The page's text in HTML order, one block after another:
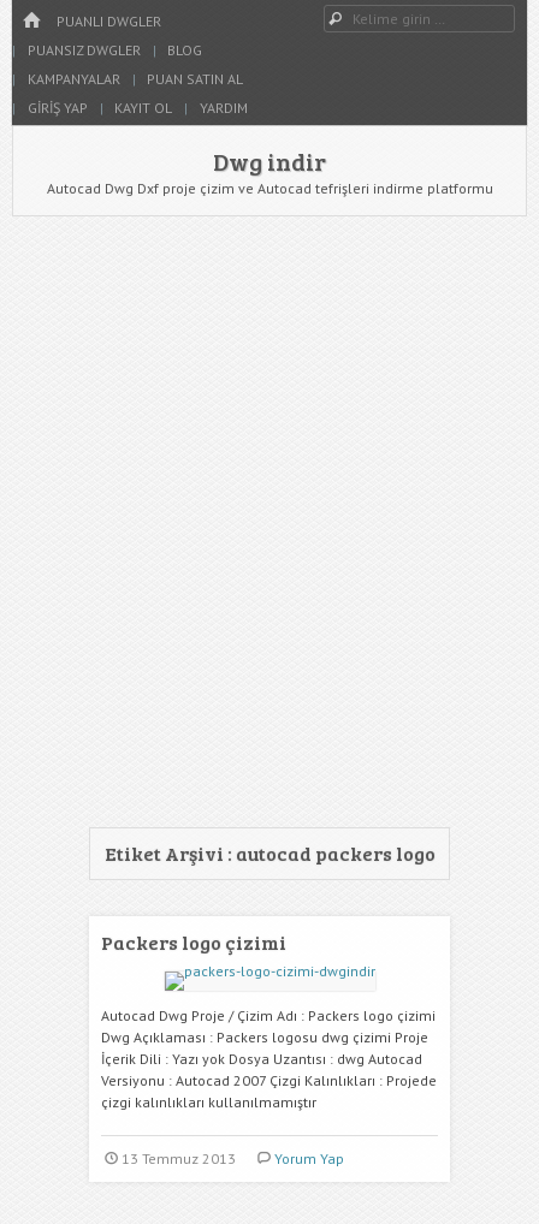
HOME
Dwg indir
YAZIYI GÖRPUANLI DWGLER
PUANSIZ DWGLER
BLOG
KAMPANYALAR
PUAN SATIN AL
GIRIŞ YAP
KAYIT OL YARDIM
Dwg Ara
Dwg indir
Autocad Dwg Dxf proje çizim ve Autocad tefrişleri indirme platformu
Etiket Arşivi : autocad packers logo
Packers logo çizimi
Autocad Dwg Proje / Çizim Adı : Packers logo çizimi
Dwg Açıklaması : Packers logosu dwg çizimi Proje
İçerik Dili : Yazı yok Dosya Uzantısı : dwg Autocad
Versiyonu : Autocad 2007 Çizgi Kalınlıkları : Projede
çizgi kalınlıkları kullanılmamıştır
13 Temmuz 2013 Yorum Yap